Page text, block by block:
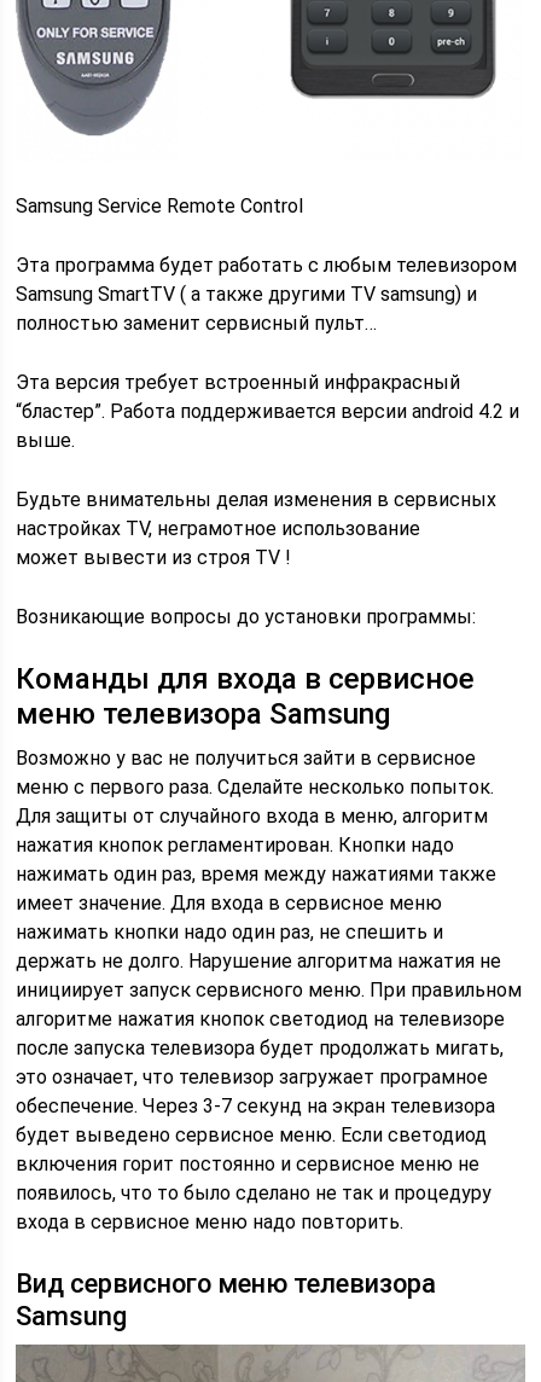
Samsung Service Remote Control
Эта программа будет работать с любым телевизором
Samsung SmartTV ( а также другими TV samsung) и
полностью заменит сервисный пульт…
Эта версия требует встроенный инфракрасный
“бластер”. Работа поддерживается версии android 4.2 и
выше.
Будьте внимательны делая изменения в сервисных
настройках TV, неграмотное использование
может вывести из строя TV !
Возникающие вопросы до установки программы:
Команды для входа в сервисное
меню телевизора Samsung
Возможно у вас не получиться зайти в сервисное
меню с первого раза. Сделайте несколько попыток.
Для защиты от случайного входа в меню, алгоритм
нажатия кнопок регламентирован. Кнопки надо
нажимать один раз, время между нажатиями также
имеет значение. Для входа в сервисное меню
нажимать кнопки надо один раз, не спешить и
держать не долго. Нарушение алгоритма нажатия не
инициирует запуск сервисного меню. При правильном
алгоритме нажатия кнопок светодиод на телевизоре
после запуска телевизора будет продолжать мигать,
это означает, что телевизор загружает програмное
обеспечение. Через 3-7 секунд на экран телевизора
будет выведено сервисное меню. Если светодиод
включения горит постоянно и сервисное меню не
появилось, что то было сделано не так и процедуру
входа в сервисное меню надо повторить.
Вид сервисного меню телевизора
Samsung